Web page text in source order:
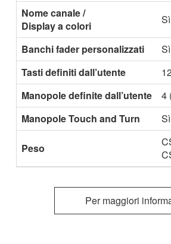
Nome canale /
Display a colori
Sì
Banchi fader personalizzati
Tasti definiti dall’utente
Manopole definite dall’utente
4
Manopole Touch and Turn
Peso
Per maggiori